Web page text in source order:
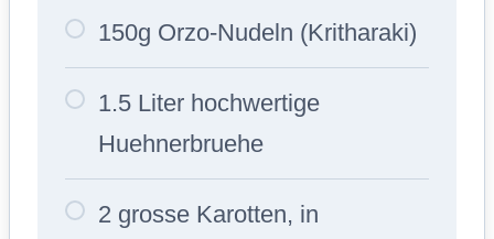
150g Orzo-Nudeln (Kritharaki)
1.5 Liter hochwertige
Huehnerbruehe
2 grosse Karotten, in